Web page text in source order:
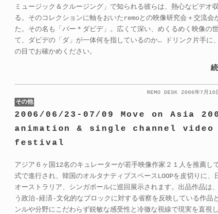
ミュージック＆クルージング」で知られる彼らは、熱心なビデオ
る。そのコレクションに軸をおいたremoとの映像研究会＋交流会
た。その名も「バー＊ダビデ」。広くて深い、めくるめく映像の
て、ダビデの「ダ」が一体何を指しているのか… ドリンク片手に
の目でお確かめください。
REMO DESK 2006年7月
その他
2006/06/23-07/09 Move on Asia
animation & single channel
festival
アジア６ヶ国12名のキュレーターが若手映像作家２１人を推薦し
式で進行され、韓国のオルタナティブスペースLOOPを皮切りに、
オーストラリア、シンガポールに巡回展示されます。出品作品は
う政治-経済-文化的なブロックに対する省察を反映している作品
ンルや分野にこだわらず鋭敏な感受性と冷徹な視線で現実を直視